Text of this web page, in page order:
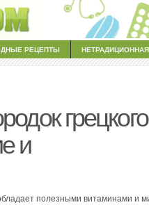
РЕЦЕПТЫ
и
полезными витаминами и